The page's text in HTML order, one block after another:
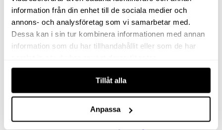
information från din enhet till de sociala medier och
annons- och analysföretag som vi samarbetar med.
Dessa kan i sin tur kombinera informationen med annan
information som du har tillhandahållit eller som de har
Tillåt alla
Anpassa
Golv- & Kombinationsmunstycke
Munstycke
Motor
Reservdelar dammsugare
Rör & handtag
Uppsamlingspåsar
Alla produkter